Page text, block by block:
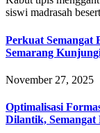
siswi madrasah
Perkuat Semangat
Semarang
November 27, 2025
Optimalisasi
Dilantik,